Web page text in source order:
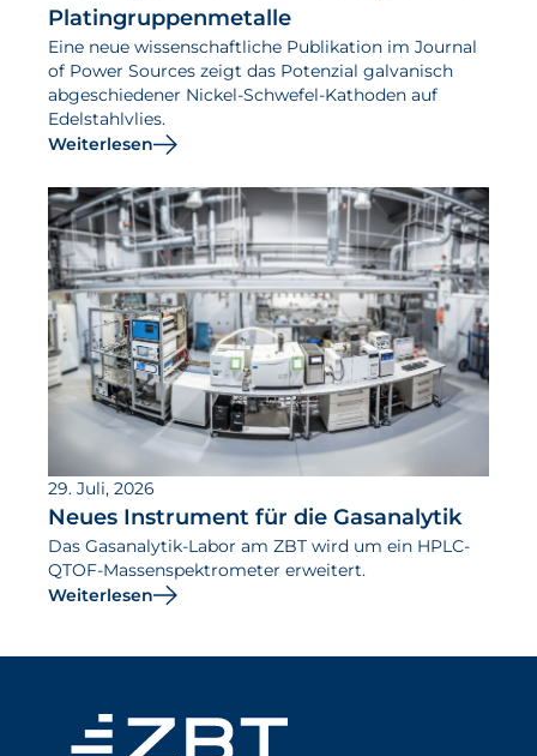
Platingruppenmetalle
Eine neue wissenschaftliche Publikation im Journal
of Power Sources zeigt das Potenzial galvanisch
abgeschiedener Nickel-Schwefel-Kathoden auf
Edelstahlvlies.
Weiterlesen
29. Juli, 2026
Neues Instrument für die Gasanalytik
Das Gasanalytik-Labor am ZBT wird um ein HPLC-
QTOF-Massenspektrometer erweitert.
Weiterlesen